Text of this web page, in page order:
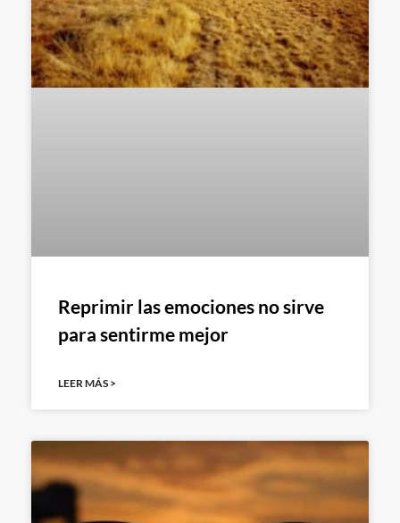
Reprimir las emociones no sirve
para sentirme mejor
LEER MÁS >